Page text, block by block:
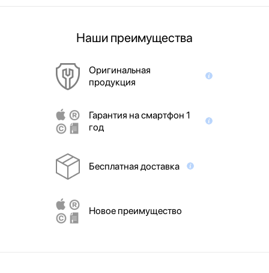
Наши преимущества
Оригинальная
продукция
Гарантия на смартфон 1
год
Бесплатная доставка
Новое преимущество